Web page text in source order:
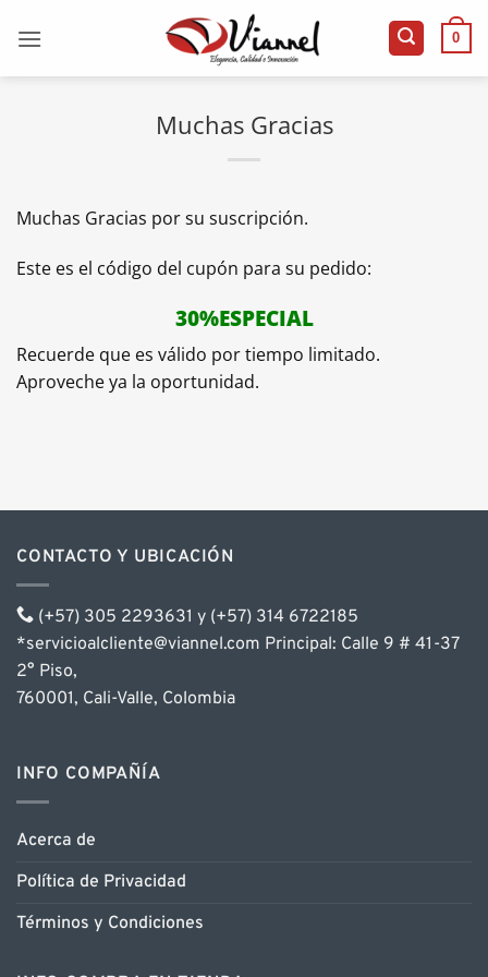
0
Muchas Gracias
Muchas Gracias por su suscripción.
Este es el código del cupón para su pedido:
30%ESPECIAL
Recuerde que es válido por tiempo limitado.
Aproveche ya la oportunidad.
CONTACTO Y UBICACIÓN
(+57) 305 2293631 y (+57) 314 6722185
*servicioalcliente@viannel.com Principal: Calle 9 # 41-37
2° Piso,
760001, Cali-Valle, Colombia
INFO COMPAÑÍA
Acerca de
Política de Privacidad
Términos y Condiciones